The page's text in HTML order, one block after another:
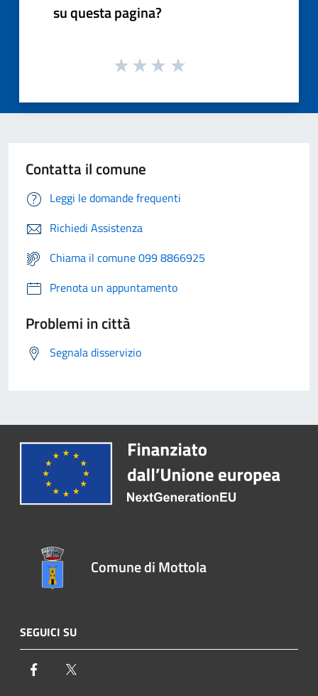
su questa pagina?
Contatta il comune
Leggi le domande frequenti
Richiedi Assistenza
Chiama il comune 099 8866925
Prenota un appuntamento
Problemi in città
Segnala disservizio
Comune di Mottola
SEGUICI SU
Facebook